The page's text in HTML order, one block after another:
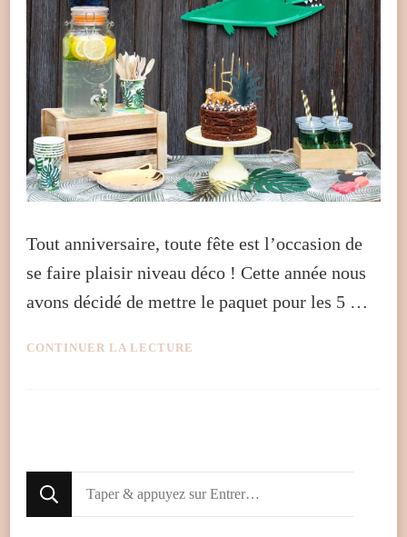
Tout anniversaire, toute fête est l’occasion de
se faire plaisir niveau déco ! Cette année nous
avons décidé de mettre le paquet pour les 5 …
CONTINUER LA LECTURE
Looking
for